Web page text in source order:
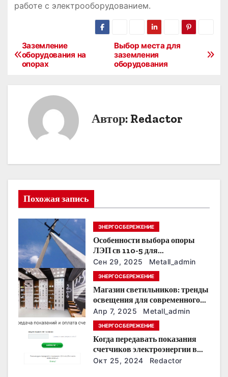
работе с электрооборудованием.
Н
и
я
о
з
а
п
Выбор места для
заземления
оборудования
Заземление
оборудования на
опорах
Автор: Redactor
Похожая запись
ЭНЕРГОСБЕРЕЖЕНИЕ
Особенности выбора опоры
ЛЭП св 110-5 для
строительства электросетей
Сен 29, 2025 Metall_admin
ЭНЕРГОСБЕРЕЖЕНИЕ
Магазин светильников: тренды
освещения для современного
интерьера
Апр 7, 2025 Metall_admin
ЭНЕРГОСБЕРЕЖЕНИЕ
Когда передавать показания
счетчиков электроэнергии в
Дзержинске?
Окт 25, 2024 Redactor